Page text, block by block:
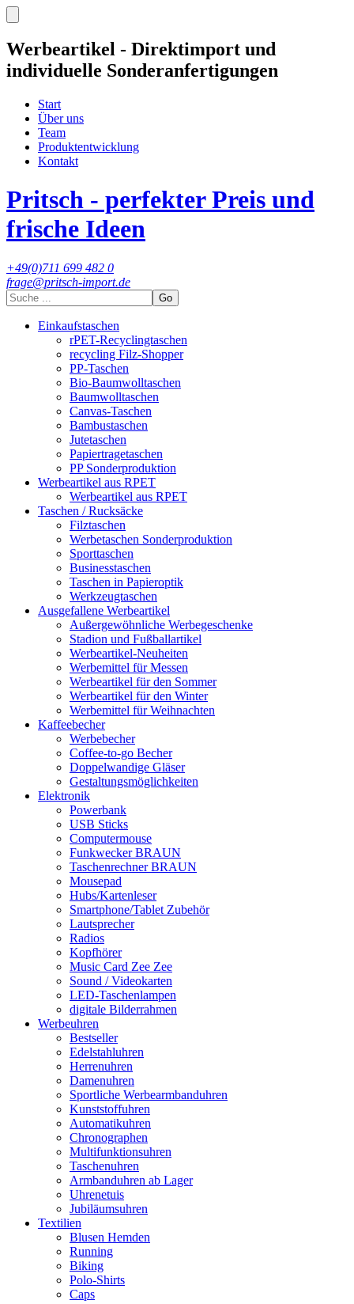
Werbeartikel - Direktimport und
individuelle Sonderanfertigungen
Start
Über uns
Team
Produktentwicklung
Kontakt
Pritsch - perfekter Preis und
frische Ideen
+49(0)711 699 482 0
frage@pritsch-import.de
Go
Einkaufstaschen
rPET-Recyclingtaschen
recycling Filz-Shopper
PP-Taschen
Bio-Baumwolltaschen
Baumwolltaschen
Canvas-Taschen
Bambustaschen
Jutetaschen
Papiertragetaschen
PP Sonderproduktion
Werbeartikel aus RPET
Werbeartikel aus RPET
Taschen / Rucksäcke
Filztaschen
Werbetaschen Sonderproduktion
Sporttaschen
Businesstaschen
Taschen in Papieroptik
Werkzeugtaschen
Ausgefallene Werbeartikel
Außergewöhnliche Werbegeschenke
Stadion und Fußballartikel
Werbeartikel-Neuheiten
Werbemittel für Messen
Werbeartikel für den Sommer
Werbeartikel für den Winter
Werbemittel für Weihnachten
Kaffeebecher
Werbebecher
Coffee-to-go Becher
Doppelwandige Gläser
Gestaltungsmöglichkeiten
Elektronik
Powerbank
USB Sticks
Computermouse
Funkwecker BRAUN
Taschenrechner BRAUN
Mousepad
Hubs/Kartenleser
Smartphone/Tablet Zubehör
Lautsprecher
Radios
Kopfhörer
Music Card Zee Zee
Sound / Videokarten
LED-Taschenlampen
digitale Bilderrahmen
Werbeuhren
Bestseller
Edelstahluhren
Herrenuhren
Damenuhren
Sportliche Werbearmbanduhren
Kunststoffuhren
Automatikuhren
Chronographen
Multifunktionsuhren
Taschenuhren
Armbanduhren ab Lager
Uhrenetuis
Jubiläumsuhren
Textilien
Blusen Hemden
Running
Biking
Polo-Shirts
Caps